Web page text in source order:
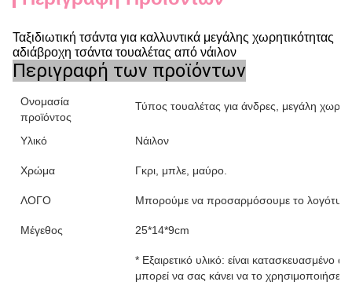
Ταξιδιωτική τσάντα για καλλυντικά μεγάλης χωρητικότητας
αδιάβροχη τσάντα τουαλέτας από νάιλον
Περιγραφή των προϊόντων
Ονομασία
προϊόντος
Τύπος τουαλέτας για άνδρες, μεγάλη
Υλικό Νάιλον
Χρώμα Γκρι, μπλε, μαύρο.
ΛΟΓΟ Μπορούμε να προσαρμόσουμε το
Μέγεθος 25*14*9cm
* Εξαιρετικό υλικό: είναι κατασκευασμένο
μπορεί να σας κάνει να το